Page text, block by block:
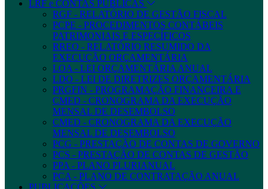
LRF e CONTAS PÚBLICAS
RGF - RELATÓRIO DE GESTÃO FISCAL
PCPE - PROCEDIMENTOS CONTÁBEIS
PATRIMONIAIS E ESPECÍFICOS
RREO - RELATÓRIO RESUMIDO DA
EXECUÇÃO ORÇAMENTÁRIA
LOA - LEI ORÇAMENTÁRIA ANUAL
LDO - LEI DE DIRETRIZES ORÇAMENTÁRIA
PRGFIN - PROGRAMAÇÃO FINANCEIRA E
CMED - CRONOGRAMA DA EXECUÇÃO
MENSAL DE DESEMBOLSO
CMED - CRONOGRAMA DA EXECUÇÃO
MENSAL DE DESEMBOLSO
PCG - PRESTAÇÃO DE CONTAS DE GOVERNO
PCS - PRESTAÇÃO DE CONTAS DE GESTÃO
PPA - PLANO PLURIANUAL
PCA - PLANO DE CONTRATAÇÃO ANUAL
PUBLICAÇÕES